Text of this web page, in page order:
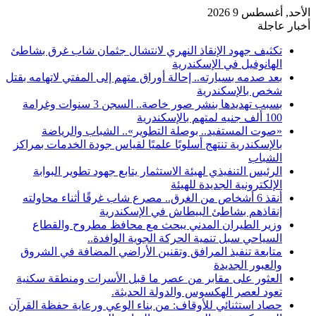
الأحد, أغسطس 9 2026
أخبار عاجلة
تكثيف جهود الإنقاذ النهري لانتشال جثمان شاب غرق بشاطئ
الهانوفيل في الإسكندرية
بعد صدمه بسيارته.. إحالة أوراق متهم إلى المفتي لاتهامه بقتل
شخص بالإسكندرية
بسبب تهديدها بنشر صور خاصة.. السجن 3 سنوات وغرامة
100 ألف جنيه لمتهم بالإسكندرية
«صوت المستفيد.. بوصلة التطوير».. الشباب والرياضة
بالإسكندرية تنتهج أسلوبًا علميًا لقياس جودة الخدمات بمراكز
الشباب
الرئيس التنفيذي لهيئة الاستثمار يتابع جهود تطوير البوابة
الإلكترونية الجديدة للهيئة
أنقذ 6 أشخاص من الغرق.. مصرع شاب غرقًا أثناء محاولته
إنقاذهم بشاطئ البيطاش في الإسكندرية
وزير الطيران المدني يبحث مع محافظ مطروح والقطاع
السياحي سبل تنمية الحركة الجوية الوافدة..
متابعة تنفيذ المرافق وتقنين الأراضي المضافة في الشروق
والعبور الجديدة
العثور على مقابر من عصر ما قبل الأسرات ومنطقة سكنية
تعود لعصر الهكسوس والدولة الحديثة.
حصاد استثنائي للأوقاف: من بناء الوعي ورعاية حفظة القرآن